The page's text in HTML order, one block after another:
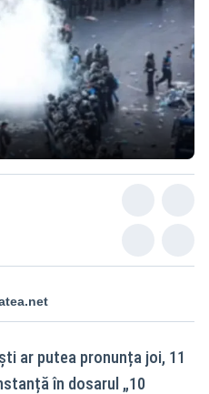
ar putea pronunța joi, 11
în dosarul „10